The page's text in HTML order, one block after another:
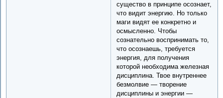
существо в принципе осознает,
что видит энергию. Но только
маги видят ее конкретно и
осмысленно. Чтобы
сознательно воспринимать то,
что осознаешь, требуется
энергия, для получения
которой необходима железная
дисциплина. Твое внутреннее
безмолвие — творение
дисциплины и энергии —